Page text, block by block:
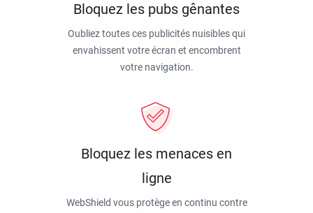
Bloquez les pubs gênantes
Oubliez toutes ces publicités nuisibles qui
envahissent votre écran et encombrent
votre navigation.
Bloquez les menaces en
ligne
WebShield vous protège en continu contre